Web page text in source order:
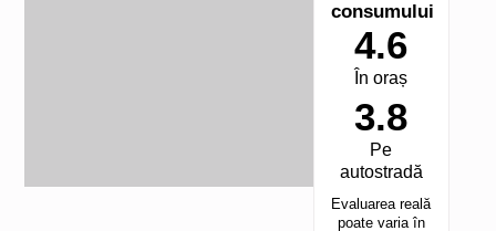
consumului
4.6
În oraș
3.8
Pe
autostradă
Evaluarea reală
poate varia în